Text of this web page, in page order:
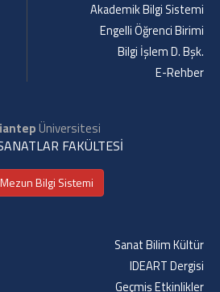
Akademik Bilgi Sistemi
Engelli Öğrenci Birimi
Bilgi İşlem D. Bşk.
E-Rehber
Üniversitesi
FAKÜLTESİ
Bilgi Sistemi
Sanat Bilim Kültür
IDEART Dergisi
Geçmiş Etkinlikler